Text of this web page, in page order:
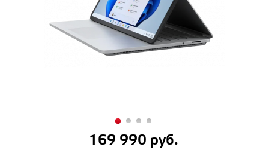
169 990 руб.